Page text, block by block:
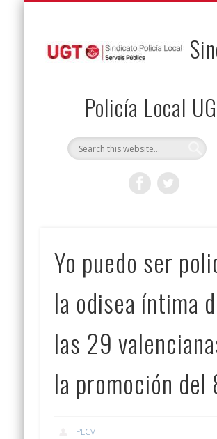
Policía Local
Yo puedo ser
la odisea íntima
las 29
la promoción del
PLCV